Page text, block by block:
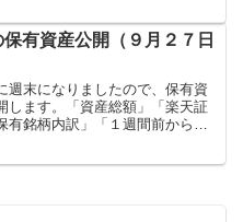
スタンレー証券、となっていま
証券...
有資産公開（９月２７日
週末になりましたので、保有資
します。「資産総額」「楽天証
有銘柄内訳」「１週間前からの